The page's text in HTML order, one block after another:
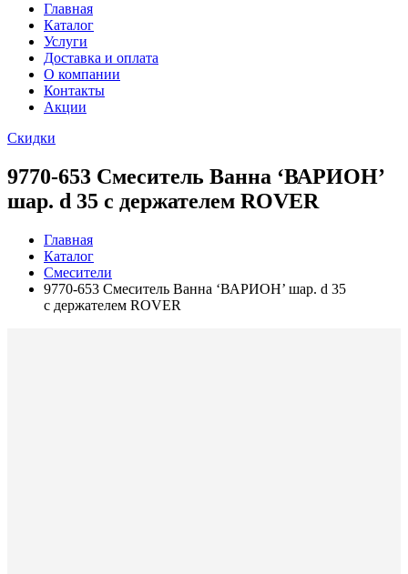
Главная
Каталог
Услуги
Доставка и оплата
О компании
Контакты
Акции
Скидки
9770-653 Смеситель Ванна ‘ВАРИОН’
шар. d 35 с держателем ROVER
Главная
Каталог
Смесители
9770-653 Смеситель Ванна ‘ВАРИОН’ шар. d 35
с держателем ROVER